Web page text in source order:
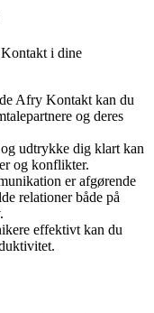
i dine
Afry Kontakt kan du
og deres
udtrykke dig klart kan
og konflikter.
er afgørende
relationer både på
effektivt kan du